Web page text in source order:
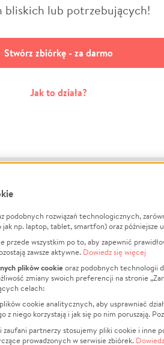
bliskich lub potrzebujących!
Stwórz zbiórkę - za darmo
Jak to działa?
Informacje
Jak to działa?
Regulamin
Polityka Prywatności
Kontakt
Porównanie serwisów
Polityka plików cookie
podobnych rozwiązań technologicznych,
np. laptop, tablet, smartfon) oraz późniejsze
wszystkim po to, aby zapewnić
zawsze aktywne. Dowiedz się więcej
plików cookieoraz podobnych technologii
zmiany swoich preferencji na stronie
celach:
cookie analitycznych, aby usprawniać
z niego korzystają i jak się po nim poruszają.
zaufani partnerzy stosujemy pliki cookie i
prowadzonych w serwisie zbiórek.